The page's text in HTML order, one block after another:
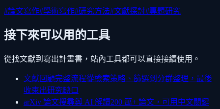
#論文寫作#學術寫作#研究方法#文獻探討#專題研究
接下來可以用的工具
從找文獻到寫出計畫書，站內工具都可以直接接續使用。
文獻回顧完整流程從檢索策略、篩選到分群整理，最後
收束出研究缺口
arXiv 論文搜尋與 AI 解讀200 萬+ 論文，可用中文關鍵